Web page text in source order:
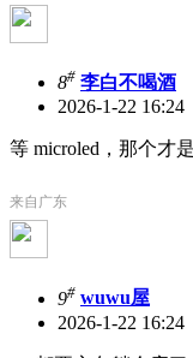
8# 李白不喝酒
2026-1-22 16:24
等 microled，那个才
来自广东
9# wuwu屋
2026-1-22 16:24